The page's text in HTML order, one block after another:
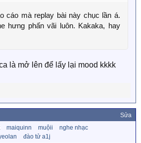
cáo mà replay bài này chục lần á.
hưng phấn vãi luôn. Kakaka, hay
là mở lên để lấy lại mood kkkk
Sửa
maiquinn muộii
nghe nhạc
đào tử a1j